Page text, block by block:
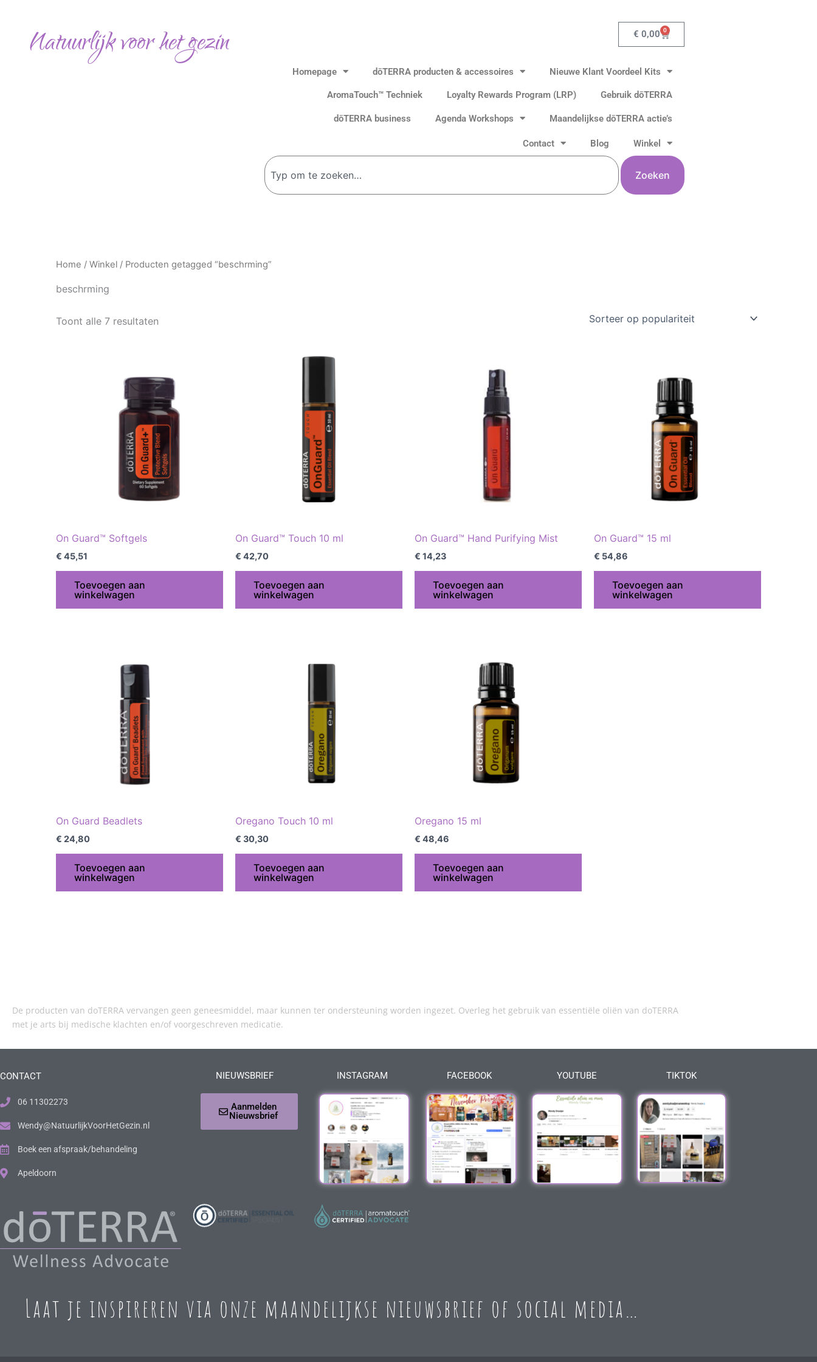
Natuurlijk voor het gezin € 0,00 0
Winkelwagen
Homepage dōTERRA producten & accessoires Nieuwe Klant Voordeel Kits
AromaTouch™ Techniek Loyalty Rewards Program (LRP) Gebruik dōTERRA
dōTERRA business Agenda Workshops Maandelijkse dōTERRA actie’s
Contact Blog Winkel
Zoeken
Zoeken
Home / Winkel / Producten getagged “beschrming”
beschrming
Toont alle 7 resultaten
On Guard™ Softgels
€ 45,51
Toevoegen aan
winkelwagen
On Guard™ Touch 10 ml
€ 42,70
Toevoegen aan
winkelwagen
On Guard™ Hand Purifying Mist
€ 14,23
Toevoegen aan
winkelwagen
On Guard™ 15 ml
€ 54,86
Toevoegen aan
winkelwagen
On Guard Beadlets
€ 24,80
Toevoegen aan
winkelwagen
Oregano Touch 10 ml
€ 30,30
Toevoegen aan
winkelwagen
Oregano 15 ml
€ 48,46
Toevoegen aan
winkelwagen
De producten van doTERRA vervangen geen geneesmiddel, maar kunnen ter ondersteuning worden ingezet. Overleg het gebruik van essentiële oliën van doTERRA
met je arts bij medische klachten en/of voorgeschreven medicatie.
CONTACT
06 11302273
Wendy@NatuurlijkVoorHetGezin.nl
Boek een afspraak/behandeling
Apeldoorn
NIEUWSBRIEF
Aanmelden
Nieuwsbrief
INSTAGRAM FACEBOOK YOUTUBE TIKTOK
Laat je inspireren via onze maandelijkse nieuwsbrief of social media…